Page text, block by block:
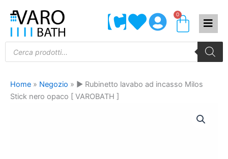
contenuto
0
Products
search
Home » Negozio » ► Rubinetto lavabo ad incasso Milos
Stick nero opaco [ VAROBATH ]